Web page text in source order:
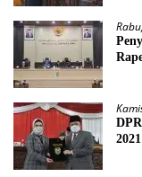
2021